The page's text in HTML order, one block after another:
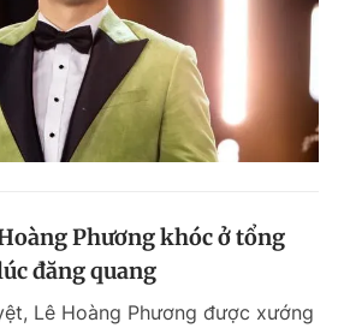
Magazine
Bạn cần biết
Liên hệ quảng cáo
Phương khóc ở tổng
đăng quang
Lê Hoàng Phương được xướng